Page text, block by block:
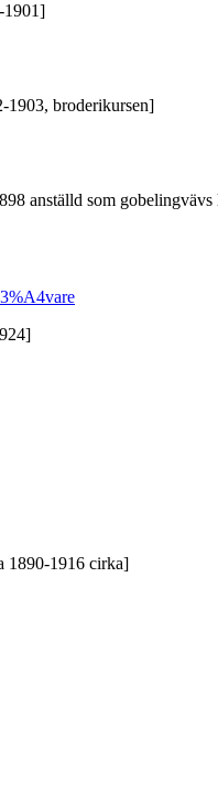
1901]
1903, broderikursen]
anställd som gobelingvävs
1890-1916 cirka]